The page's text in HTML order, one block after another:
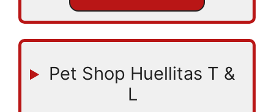
Pet Shop Huellitas T &
L